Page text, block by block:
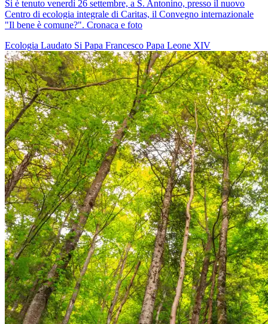
Si è tenuto venerdì 26 settembre, a S. Antonino, presso il nuovo
Centro di ecologia integrale di Caritas, il Convegno internazionale
"Il bene è comune?". Cronaca e foto
Ecologia Laudato Si Papa Francesco Papa Leone XIV